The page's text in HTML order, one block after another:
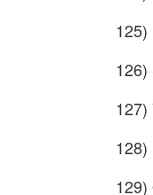
125)
126)
127)
128)
129)